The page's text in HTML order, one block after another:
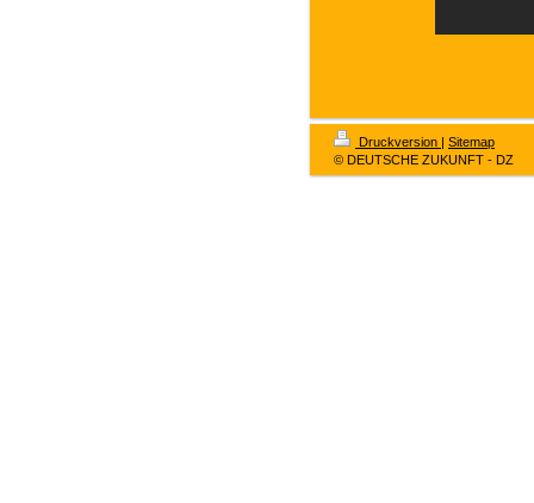
Druckversion | Sitemap
© DEUTSCHE ZUKUNFT - DZ